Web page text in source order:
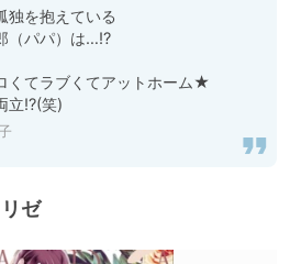
独を抱えている
（パパ）は…!?
くてラブくてアットホーム★
立!?(笑)
ゼ